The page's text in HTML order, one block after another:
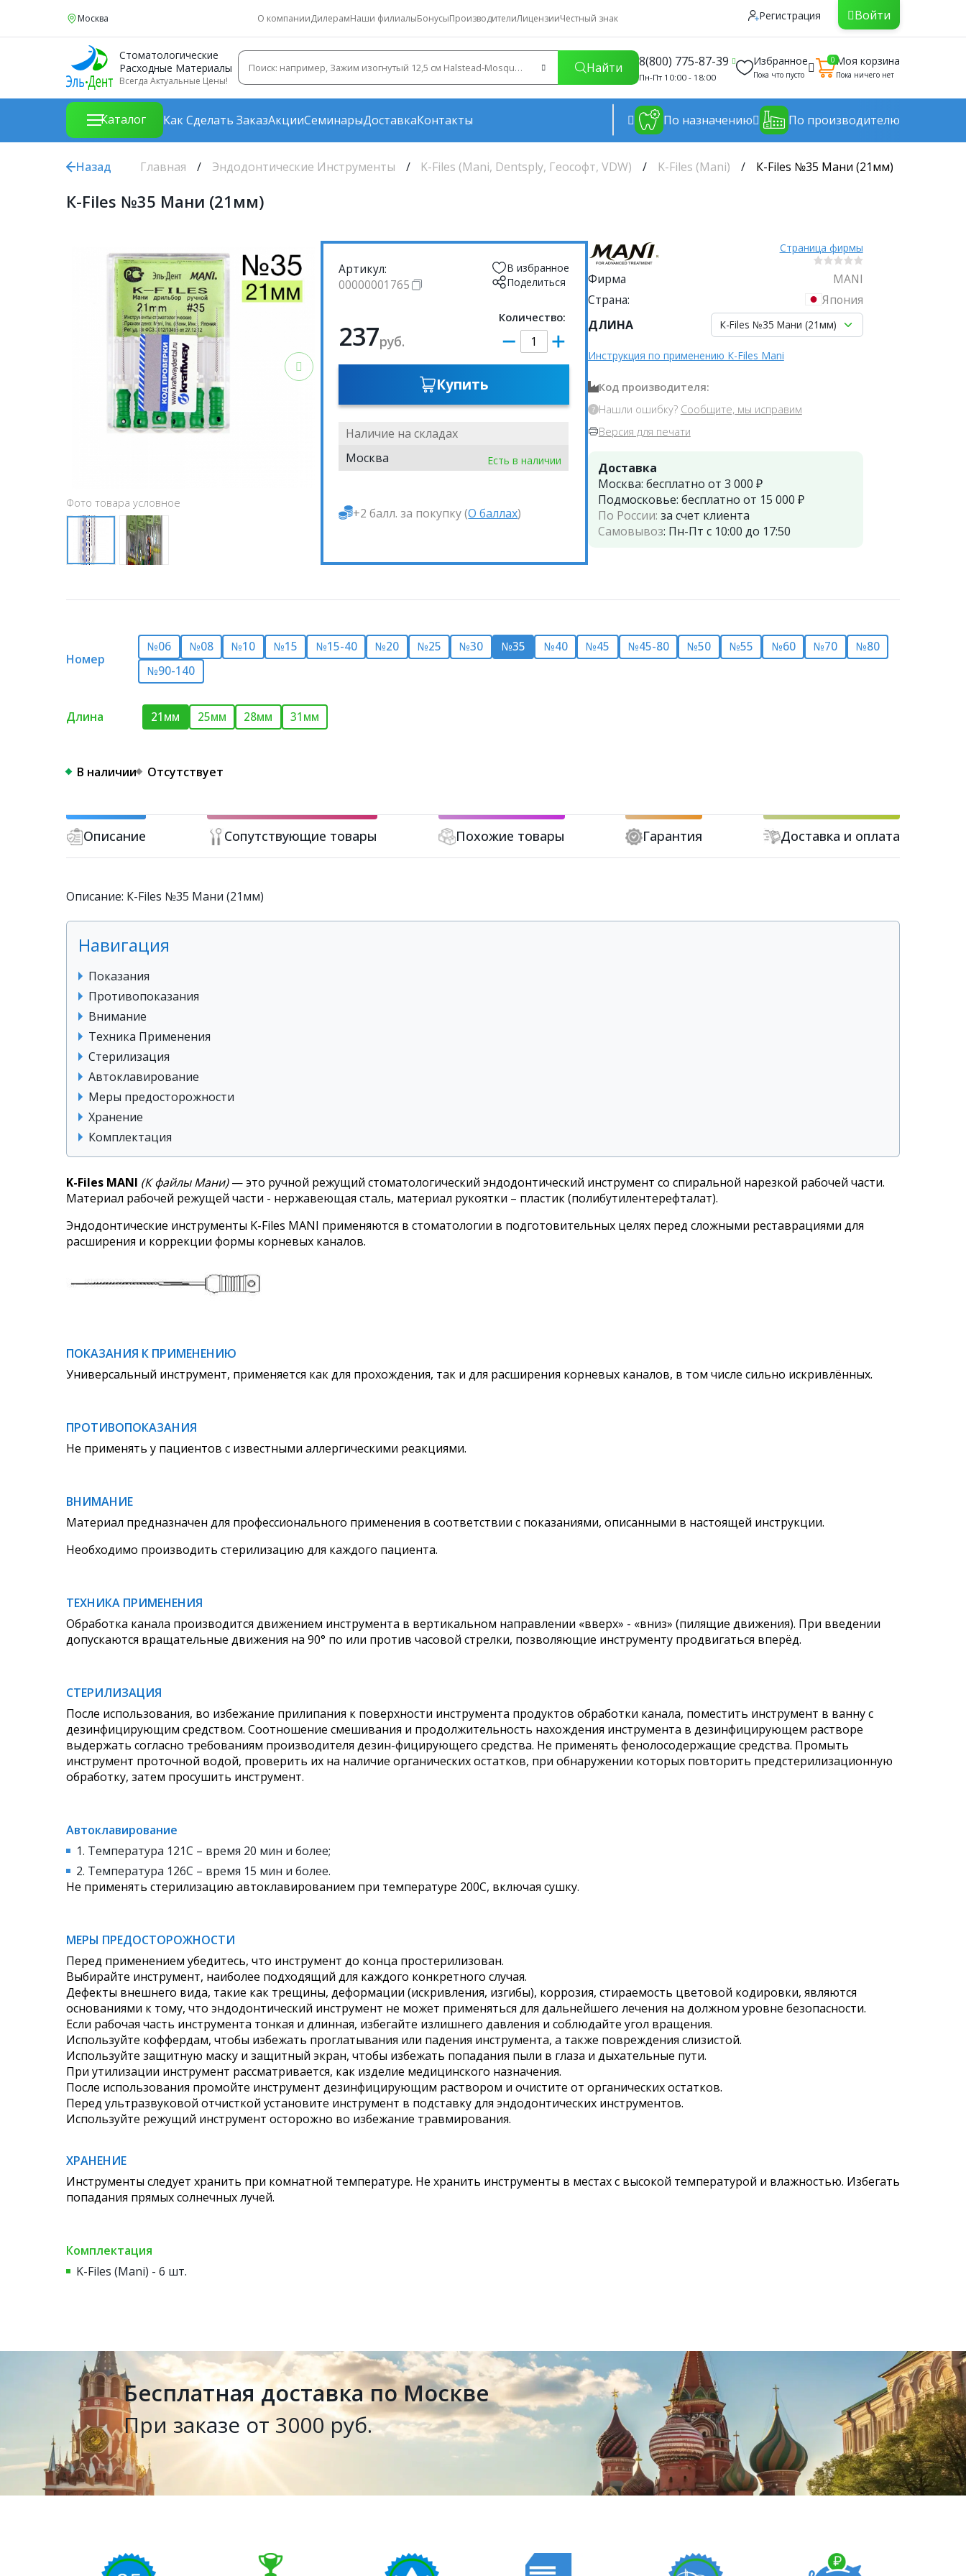
Москва О компанииДилерамНаши филиалыБонусыПроизводителиЛицензииЧестный знак Регистрация Войти
Стоматологические
Расходные Материалы
Всегда Актуальные Цены!
Найти 8(800) 775-87-39
Пн-Пт 10:00 - 18:00
Избранное
Пока что пусто
0Моя корзина
Пока ничего нет
Каталог Как Сделать ЗаказАкцииСеминарыДоставкаКонтакты По назначению По производителю
Назад Главная Эндодонтические Инструменты K-Files (Mani, Dentsply, Геософт, VDW) K-Files (Mani) К-Files №35 Мани (21мм)
К-Files №35 Мани (21мм)
Фото товара условное
Артикул:
00000001765
В избранное
Поделиться
237руб.
Количество:
Купить
Наличие на складах
Москва
Есть в наличии
+2 балл. за покупку (О баллах)
Страница фирмы
Фирма
MANI
Страна:
Япония
ДЛИНА
К-Files №35 Мани (21мм)
Инструкция по применению К-Files Mani
Код производителя:
Нашли ошибку? Сообщите, мы исправим
Версия для печати
Доставка
Москва: бесплатно от 3 000 ₽
Подмосковье: бесплатно от 15 000 ₽
По России: за счет клиента
Самовывоз: Пн-Пт с 10:00 до 17:50
Номер
№06 №08 №10 №15 №15-40 №20 №25 №30 №35 №40 №45 №45-80 №50 №55 №60 №70
№80
№90-140
Длина 21мм 25мм 28мм 31мм
В наличии Отсутствует
Описание Сопутствующие товары Похожие товары Гарантия Доставка и оплата
Описание: К-Files №35 Мани (21мм)
Навигация
Показания
Противопоказания
Внимание
Техника Применения
Стерилизация
Автоклавирование
Меры предосторожности
Хранение
Комплектация
K-Files MANI (К файлы Мани)— это ручной режущий стоматологический эндодонтический инструмент со спиральной нарезкой рабочей части.
Материал рабочей режущей части - нержавеющая сталь, материал рукоятки – пластик (полибутилентерефталат).
Эндодонтические инструменты K-Files MANI применяются в стоматологии в подготовительных целях перед сложными реставрациями для
расширения и коррекции формы корневых каналов.
ПОКАЗАНИЯ К ПРИМЕНЕНИЮ
Универсальный инструмент, применяется как для прохождения, так и для расширения корневых каналов, в том числе сильно искривлённых.
ПРОТИВОПОКАЗАНИЯ
Не применять у пациентов с известными аллергическими реакциями.
ВНИМАНИЕ
Материал предназначен для профессионального применения в соответствии с показаниями, описанными в настоящей инструкции.
Необходимо производить стерилизацию для каждого пациента.
ТЕХНИКА ПРИМЕНЕНИЯ
Обработка канала производится движением инструмента в вертикальном направлении «вверх» - «вниз» (пилящие движения). При введении
допускаются вращательные движения на 90° по или против часовой стрелки, позволяющие инструменту продвигаться вперёд.
СТЕРИЛИЗАЦИЯ
После использования, во избежание прилипания к поверхности инструмента продуктов обработки канала, поместить инструмент в ванну с
дезинфицирующим средством. Соотношение смешивания и продолжительность нахождения инструмента в дезинфицирующем растворе
выдержать согласно требованиям производителя дезин-фицирующего средства. Не применять фенолосодержащие средства. Промыть
инструмент проточной водой, проверить их на наличие органических остатков, при обнаружении которых повторить предстерилизационную
обработку, затем просушить инструмент.
Автоклавирование
1. Температура 121С – время 20 мин и более;
2. Температура 126С – время 15 мин и более.
Не применять стерилизацию автоклавированием при температуре 200С, включая сушку.
МЕРЫ ПРЕДОСТОРОЖНОСТИ
Перед применением убедитесь, что инструмент до конца простерилизован.
Выбирайте инструмент, наиболее подходящий для каждого конкретного случая.
Дефекты внешнего вида, такие как трещины, деформации (искривления, изгибы), коррозия, стираемость цветовой кодировки, являются
основаниями к тому, что эндодонтический инструмент не может применяться для дальнейшего лечения на должном уровне безопасности.
Если рабочая часть инструмента тонкая и длинная, избегайте излишнего давления и соблюдайте угол вращения.
Используйте коффердам, чтобы избежать проглатывания или падения инструмента, а также повреждения слизистой.
Используйте защитную маску и защитный экран, чтобы избежать попадания пыли в глаза и дыхательные пути.
При утилизации инструмент рассматривается, как изделие медицинского назначения.
После использования промойте инструмент дезинфицирующим раствором и очистите от органических остатков.
Перед ультразвуковой отчисткой установите инструмент в подставку для эндодонтических инструментов.
Используйте режущий инструмент осторожно во избежание травмирования.
ХРАНЕНИЕ
Инструменты следует хранить при комнатной температуре. Не хранить инструменты в местах с высокой температурой и влажностью. Избегать
попадания прямых солнечных лучей.
Комплектация
K-Files (Mani) - 6 шт.
Бесплатная доставка по Москве
При заказе от 3000 руб.